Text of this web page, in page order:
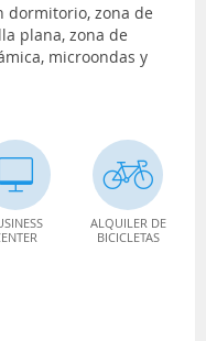
dormitorio, zona de
plana, zona de
microondas y
ALQUILER DE
BICICLETAS